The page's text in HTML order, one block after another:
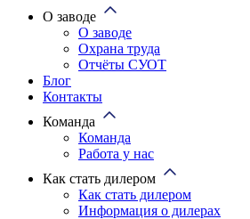
О заводе
О заводе
Охрана труда
Отчёты СУОТ
Блог
Контакты
Команда
Команда
Работа у нас
Как стать дилером
Как стать дилером
Информация о дилерах